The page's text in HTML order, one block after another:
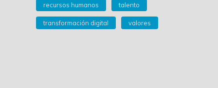
recursos humanos talento
transformación digital valores